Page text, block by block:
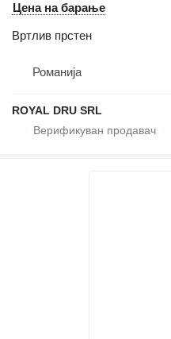
Цена на барање
Вртлив прстен
Романија
ROYAL DRU SRL